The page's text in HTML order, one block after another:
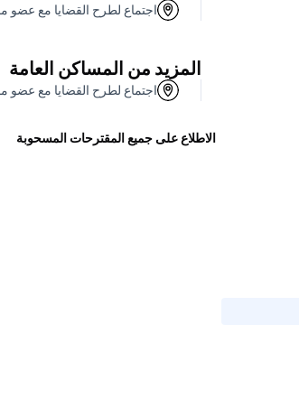
اجتماع لطرح القضايا مع عضو
المزيد من المساكن العامة
اجتماع لطرح القضايا مع عضو
الاطلاع على جميع المقترحات المسحوبة